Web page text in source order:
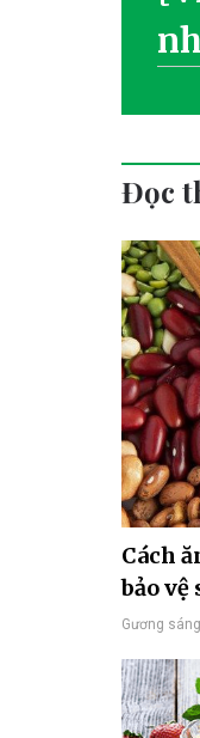
Đọc
Cách
bảo
Gương